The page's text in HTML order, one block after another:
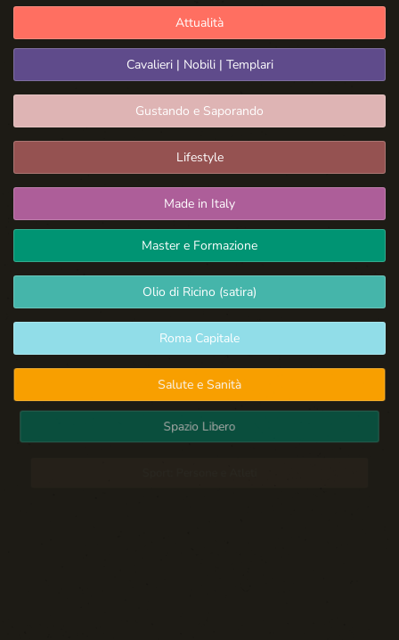
Attualità
Cavalieri | Nobili | Templari
Gustando e Saporando
Lifestyle
Made in Italy
Master e Formazione
Olio di Ricino (satira)
Roma Capitale
Salute e Sanità
Spazio Libero